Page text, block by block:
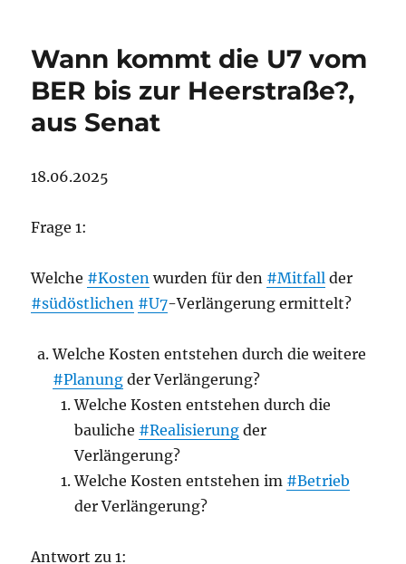
Wann kommt die U7 vom
BER bis zur Heerstraße?,
aus Senat
18.06.2025
Frage 1:
Welche #Kosten wurden für den #Mitfall der
#südöstlichen #U7-Verlängerung ermittelt?
Welche Kosten entstehen durch die weitere
#Planung der Verlängerung?
Welche Kosten entstehen durch die
bauliche #Realisierung der
Verlängerung?
Welche Kosten entstehen im #Betrieb
der Verlängerung?
Antwort zu 1: